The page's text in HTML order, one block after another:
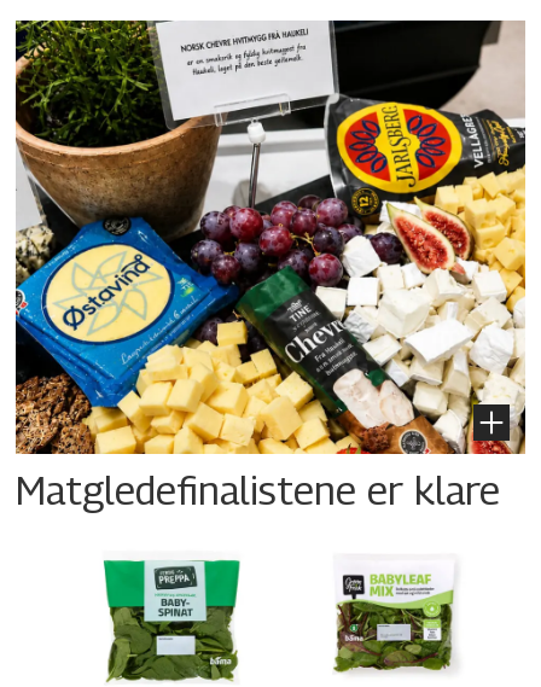
Matgledefinalistene er klare